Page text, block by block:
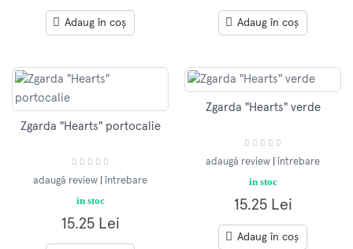
Adaug în coș Adaug în coș
Zgarda "Hearts" portocalie
adaugă review întrebare
in stoc
15.25 Lei
Zgarda "Hearts" verde
adaugă review întrebare
in stoc
15.25 Lei
Adaug în coș